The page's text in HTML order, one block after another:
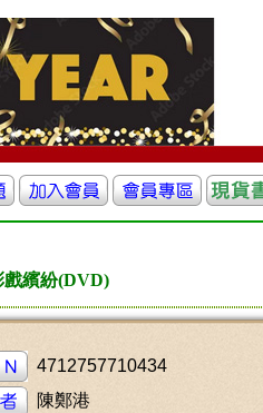
戲繽紛(DVD)
4712757710434
陳鄭港